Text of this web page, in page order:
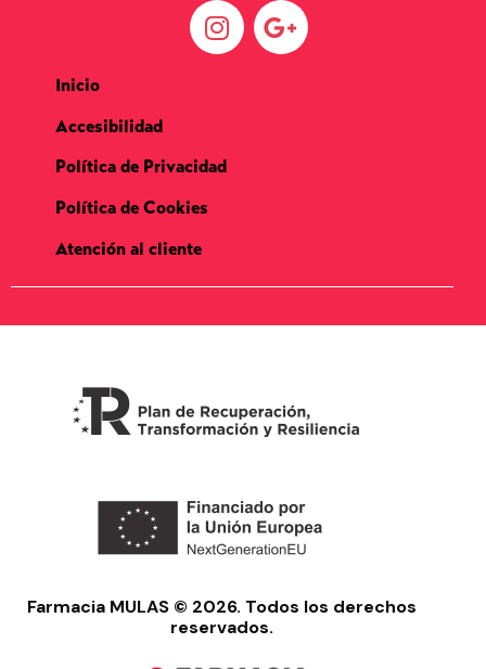
Inicio
Accesibilidad
Política de Privacidad
Política de Cookies
Atención al cliente
Farmacia MULAS © 2026. Todos los derechos
reservados.